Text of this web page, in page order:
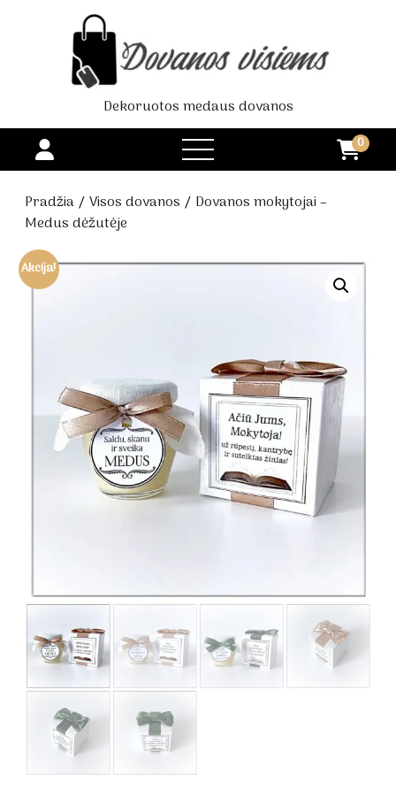
Dekoruotos medaus dovanos
open
menu
0
Pradžia/Visos dovanos / Dovanos mokytojai –
Medus dėžutėje
Akcija!